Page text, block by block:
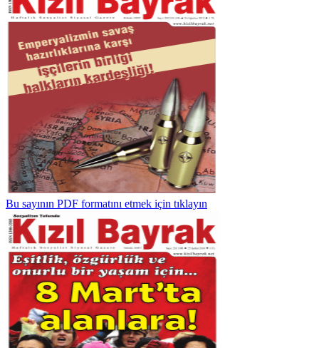
Bu sayının PDF formatını etmek için tıklayın